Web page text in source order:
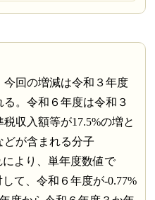
今回の増減は令和３年度
。令和６年度は令和３
収入額等が17.5%の増と
どが含まれる分子
より、単年度数値で
て、令和６年度が-0.77%